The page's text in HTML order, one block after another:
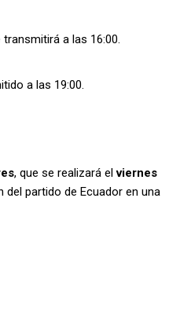
a las 16:00.
a las 19:00.
, que se realizará elviernes
partido de Ecuador en una